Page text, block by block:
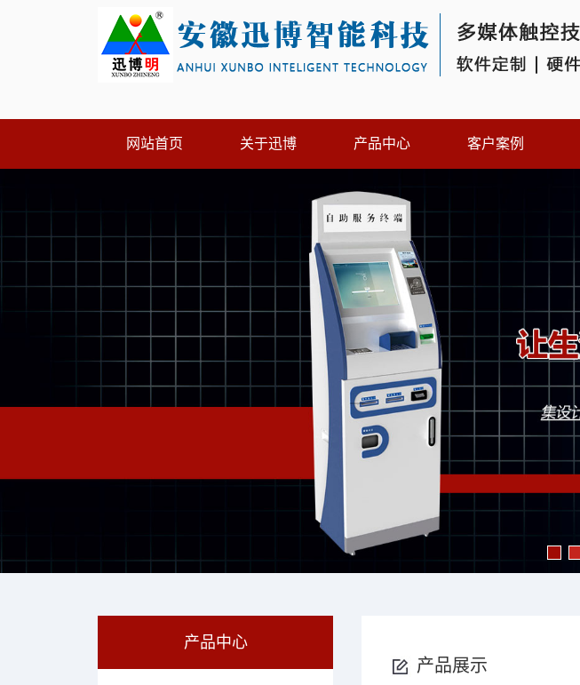
网站首页 关于迅博 产品中心 客户案例
产品中心
产品展示